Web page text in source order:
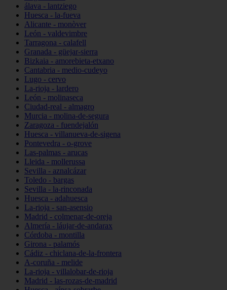
álava - lantziego
Huesca - la-fueva
Alicante - monòver
León - valdevimbre
Tarragona - calafell
Granada - güejar-sierra
Bizkaia - amorebieta-etxano
Cantabria - medio-cudeyo
Lugo - cervo
La-rioja - lardero
León - molinaseca
Ciudad-real - almagro
Murcia - molina-de-segura
Zaragoza - fuendejalón
Huesca - villanueva-de-sigena
Pontevedra - o-grove
Las-palmas - arucas
Lleida - mollerussa
Sevilla - aznalcázar
Toledo - bargas
Sevilla - la-rinconada
Huesca - adahuesca
La-rioja - san-asensio
Madrid - colmenar-de-oreja
Almería - láujar-de-andarax
Córdoba - montilla
Girona - palamós
Cádiz - chiclana-de-la-frontera
A-coruña - melide
La-rioja - villalobar-de-rioja
Madrid - las-rozas-de-madrid